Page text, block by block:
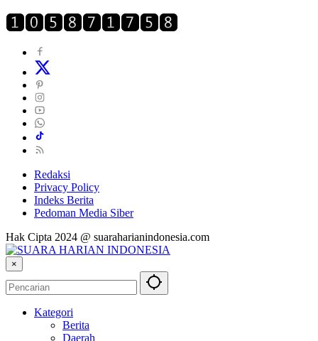
Redaksi
Privacy Policy
Indeks Berita
Pedoman Media Siber
Hak Cipta 2024 @ suaraharianindonesia.com
×
Kategori
Berita
Daerah